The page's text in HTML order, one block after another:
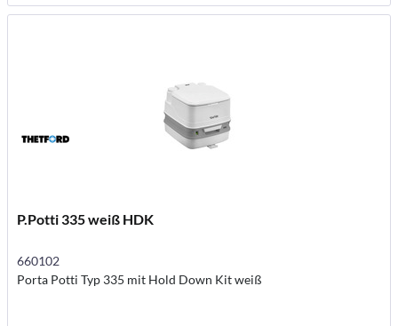
P.Potti 335 weiß HDK
660102
Porta Potti Typ 335 mit Hold Down Kit weiß